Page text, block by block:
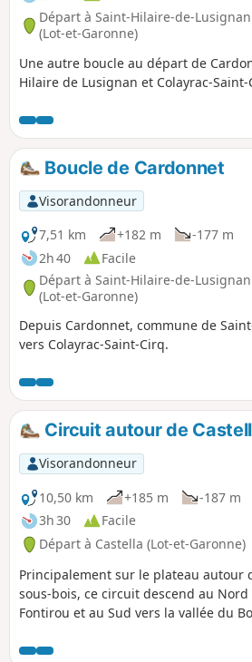
Départ à Saint-Hilaire-de-Lusignan
(Lot-et-Garonne)
Une autre boucle au départ de
Hilaire de Lusignan et Colayrac-Saint-
Boucle de Cardonnet
Visorandonneur
7,51 km
+182 m
-177 m
2h 40
Facile
Départ à Saint-Hilaire-de-Lusignan
(Lot-et-Garonne)
Depuis Cardonnet, commune de
vers Colayrac-Saint-Cirq.
Circuit autour de
Visorandonneur
10,50 km
+185 m
-187 m
3h 30
Facile
Départ à Castella (Lot-et-Garonne)
Principalement sur le plateau autour
sous-bois, ce circuit descend au Nord
Fontirou et au Sud vers la vallée du